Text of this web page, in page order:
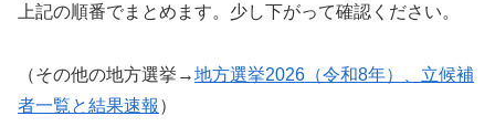
上記の順番でまとめます。少し下がって確認ください。
（その他の地方選挙→地方選挙2026（令和8年）、立候補
者一覧と結果速報 ）